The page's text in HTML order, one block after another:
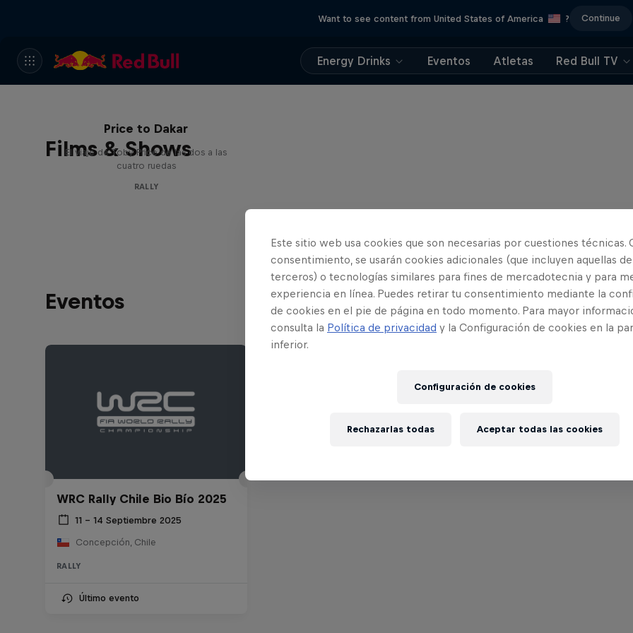
Want to see content from United States of America ? Continue
Energy Drinks Eventos Atletas Red Bull TV
Films & Shows
Price to Dakar
El viaje de Toby Price de las dos a las
cuatro ruedas
RALLY
Eventos
WRC Rally Chile Bio Bío 2025
11 – 14 Septiembre 2025
Concepción, Chile
RALLY
Último evento
Este sitio web usa cookies que son necesarias por cuestiones técnicas.
consentimiento, se usarán cookies adicionales (que incluyen aquellas de
terceros) o tecnologías similares para fines de mercadotecnia y para
experiencia en línea. Puedes retirar tu consentimiento mediante la
de cookies en el pie de página en todo momento. Para mayor
consulta la Política de privacidad y la Configuración de cookies en la
inferior.
Configuración de cookies
Rechazarlas todas Aceptar todas las cookies